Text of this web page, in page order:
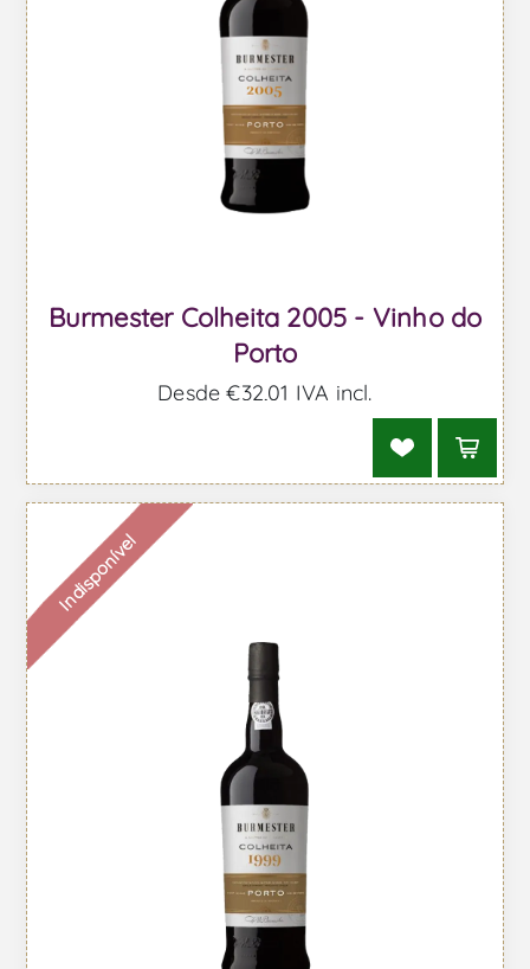
Burmester Colheita 2005 - Vinho do
Porto
Desde €32,01 IVA incl.
Indisponível